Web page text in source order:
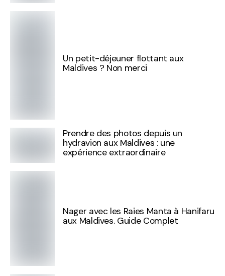
Un petit-déjeuner flottant aux
Maldives ? Non merci
Prendre des photos depuis un
hydravion aux Maldives : une
expérience extraordinaire
Nager avec les Raies Manta à Hanifaru
aux Maldives. Guide Complet